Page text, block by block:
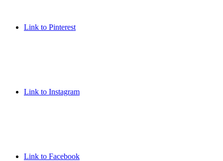
Link to Pinterest
Link to Instagram
Link to Facebook